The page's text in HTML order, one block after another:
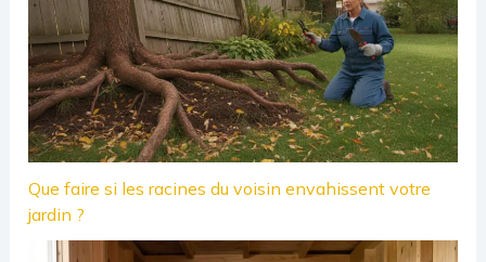
Que faire si les racines du voisin envahissent votre
jardin ?